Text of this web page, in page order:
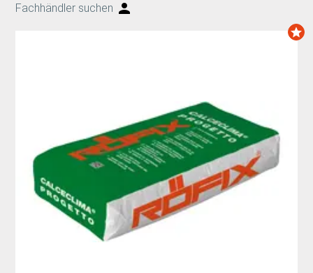
Fachhändler suchen